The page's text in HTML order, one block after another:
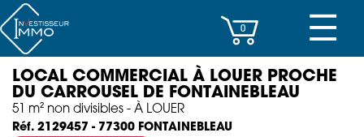
CENTRES D’AFFAIRES
IMMEUBLES DE RAPPORT
☰
0
LOCAL COMMERCIAL À LOUER PROCHE
DU CARROUSEL DE FONTAINEBLEAU
51 m² non divisibles - À LOUER
Réf. 2129457 - 77300 FONTAINEBLEAU